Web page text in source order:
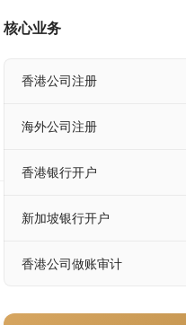
核心业务
香港公司注册
海外公司注册
香港银行开户
新加坡银行开户
香港公司做账审计